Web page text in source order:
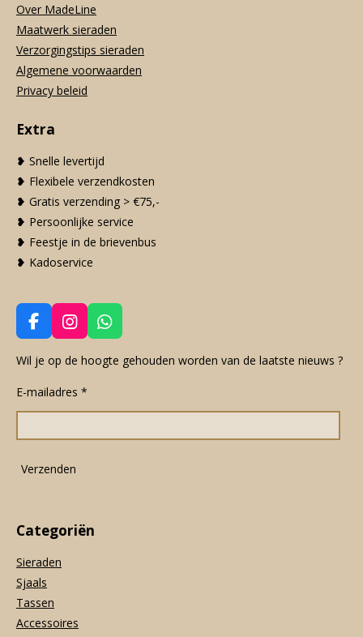
Over MadeLine
Maatwerk sieraden
Verzorgingstips sieraden
Algemene voorwaarden
Privacy beleid
Extra
❥ Snelle levertijd
❥ Flexibele verzendkosten
❥ Gratis verzending > €75,-
❥ Persoonlijke service
❥ Feestje in de brievenbus
❥ Kadoservice
F
a
c
b
o
I
n
s
a
g
m
W
h
a
A
Wil je op de hoogte gehouden worden van de laatste nieuws ?
E-mailadres *
Verzenden
Categoriën
Sieraden
Sjaals
Tassen
Accessoires